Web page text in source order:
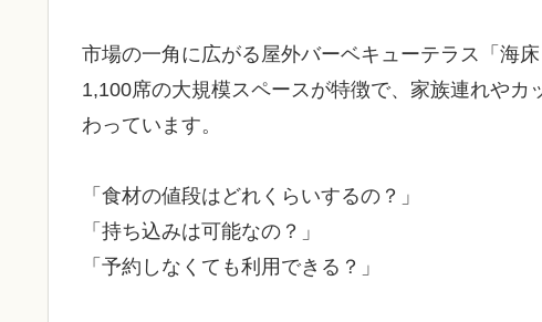
市場の一角に広がる屋外バーベキューテラス「海
1,100席の大規模スペースが特徴で、家族連れや
わっています。
「食材の値段はどれくらいするの？」
「持ち込みは可能なの？」
「予約しなくても利用できる？」